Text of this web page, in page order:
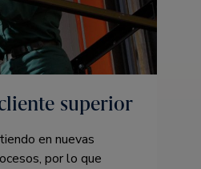
superior
en nuevas
por lo que